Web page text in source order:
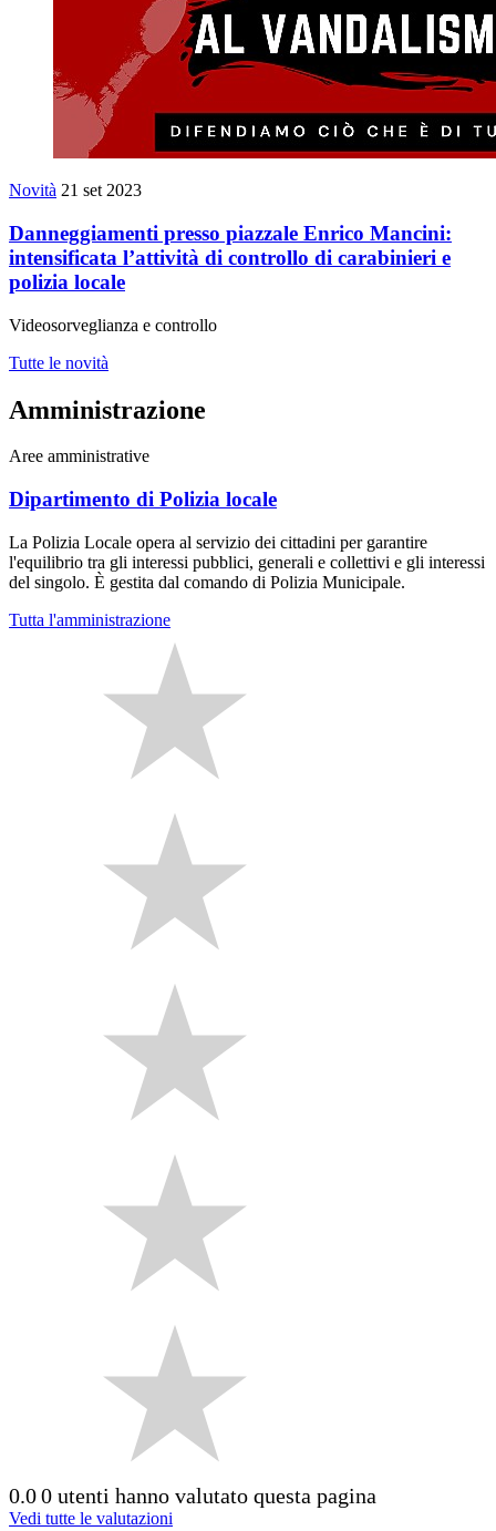
Novità 21 set 2023
Danneggiamenti presso piazzale Enrico Mancini:
intensificata l’attività di controllo di carabinieri e
polizia locale
Videosorveglianza e controllo
Tutte le novità
Amministrazione
Aree amministrative
Dipartimento di Polizia locale
La Polizia Locale opera al servizio dei cittadini per garantire
l'equilibrio tra gli interessi pubblici, generali e collettivi e gli interessi
del singolo. È gestita dal comando di Polizia Municipale.
Tutta l'amministrazione
0.00 utenti hanno valutato questa pagina
Vedi tutte le valutazioni